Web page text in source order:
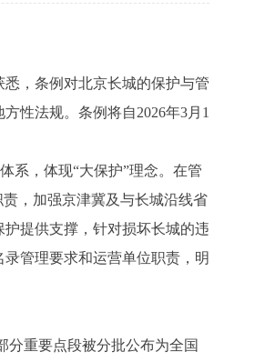
，条例对北京长城的保护与管
性法规。条例将自2026年3月1
系，体现“大保护”理念。在管
，加强京津冀及与长城沿线省
提供支撑，针对损坏长城的违
管理要求和运营单位职责，明
重要点段被分批公布为全国